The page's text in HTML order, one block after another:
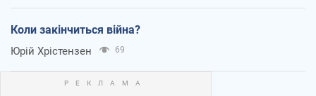
Коли закінчиться війна?
Юрій Хрістензен 69